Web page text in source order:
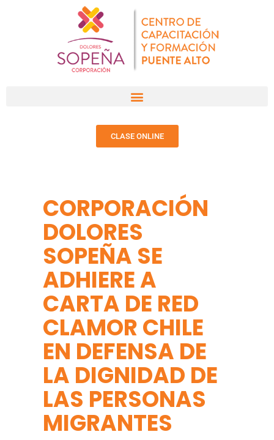
CLASE ONLINE
CORPORACIÓN
DOLORES
SOPEÑA SE
ADHIERE A
CARTA DE RED
CLAMOR CHILE
EN DEFENSA DE
LA DIGNIDAD DE
LAS PERSONAS
MIGRANTES